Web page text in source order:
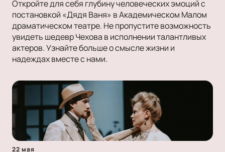
Откройте для себя глубину человеческих эмоций с
постановкой «Дядя Ваня» в Академическом Малом
драматическом театре. Не пропустите возможность
увидеть шедевр Чехова в исполнении талантливых
актеров. Узнайте больше о смысле жизни и
надеждах вместе с нами.
22 мая